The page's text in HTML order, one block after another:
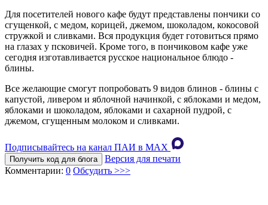
Для посетителей нового кафе будут представлены пончики со
сгущенкой, с медом, корицей, джемом, шоколадом, кокосовой
стружкой и сливками. Вся продукция будет готовиться прямо
на глазах у псковичей. Кроме того, в пончиковом кафе уже
сегодня изготавливается русское национальное блюдо -
блины.
Все желающие смогут попробовать 9 видов блинов - блины с
капустой, ливером и яблочной начинкой, с яблоками и медом,
яблоками и шоколадом, яблоками и сахарной пудрой, с
джемом, сгущенным молоком и сливками.
Подписывайтесь на канал ПАИ в MAХ
Получить код для блога
Версия для печати
Комментарии: 0 Обсудить >>>